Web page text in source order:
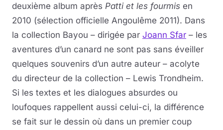
deuxième album après Patti et les fourmis en
2010 (sélection officielle Angoulême 2011). Dans
la collection Bayou – dirigée par Joann Sfar – les
aventures d’un canard ne sont pas sans éveiller
quelques souvenirs d’un autre auteur – acolyte
du directeur de la collection – Lewis Trondheim.
Si les textes et les dialogues absurdes ou
loufoques rappellent aussi celui-ci, la différence
se fait sur le dessin où dans un premier coup